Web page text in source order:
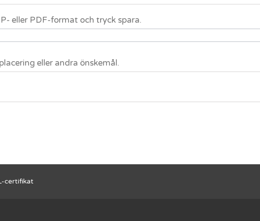
eller PDF-format och tryck spara.
eller andra önskemål.
certifikat